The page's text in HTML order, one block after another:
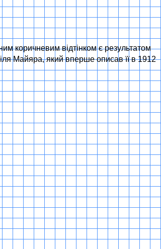
коричневим відтінком є результатом
Майяра, який вперше описав її в 1912